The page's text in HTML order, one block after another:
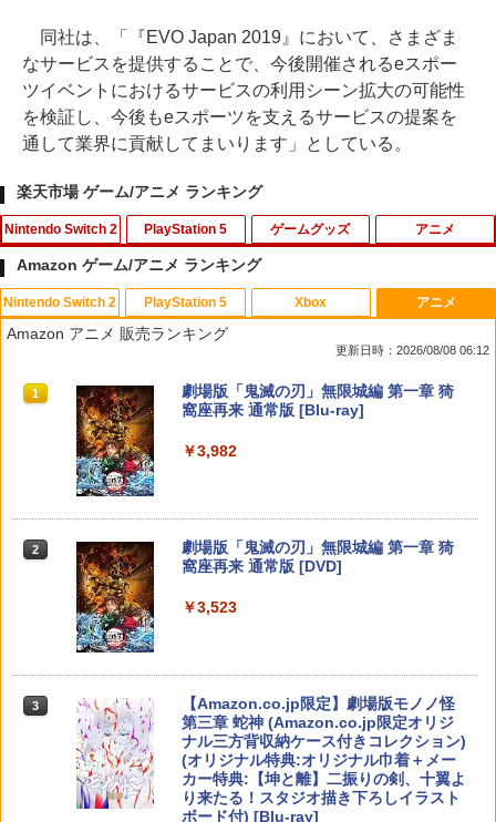
同社は、「『EVO Japan 2019』において、さまざま
なサービスを提供することで、今後開催されるeスポー
ツイベントにおけるサービスの利用シーン拡大の可能性
を検証し、今後もeスポーツを支えるサービスの提案を
通して業界に貢献してまいります」としている。
楽天市場 ゲーム/アニメ ランキング
Nintendo Switch 2
1
【マラソン期間ポイント2倍＆クーポン
あり】【スイッチ2対応ケースあり】 Ni
ntendo Switch 2 Switch2 ケース 有機E
チ ライト 任天堂 ニンテンドー 保護 カバ
ー 入れ物 コンパクト 収納
￥2,980
￥3,975
o Switch 2 Edition
￥4,939
PlayStation 5
1
【中古】Lost Soul Asideソフト:プレイ
ステーション5ソフト／アクション・ゲ
￥850
￥4,890
ゲーム
￥5,700
首都高バトル / Tokyo Xtreme Racer
ゲームグッズ
1
【中古】サムライスピリッツ斬紅郎無双
剣 ベスト
リコリス・リコイル ぶくぶ おおきめ
￥880
リコリス・リコイル ぶくぶ おおきめ
￥880
リコリス・リコイル ぶくぶ おおきめ
アクリルキーホルダー 05.錦木千束（夏
服ver.）
アニメ
1
【中古】Blu-ray▼リトル・マーメイド
ブルーレイディスク レンタル落ち
￥3,723
吾峠呼世晴 ]
￥8,690
劇場版「鬼滅の刃」無限城編 第一章 猗
窩座再来(通常版)【Blu-ray】 [ 吾峠呼世
Amazon ゲーム/アニメ ランキング
Nintendo Switch 2
1
スプラトゥーン レイダース|オンライン
コード版
￥5,832
2 スプラトゥーン レイダース -Switch2
3 Nintendo Switch 2(日本語・国内専用)
￥55,871
PlayStation 5
1
PlayStation 5 デジタル・エディション
日本語専用 Console Language: Japan
2
Beast of Reincarnation -PS5 【特典】
プロダクトコード 封入
￥7,286
3
【純正品】ディスクドライブ(CFI-ZDD1
J) PlayStation 5
￥11,980
Xbox
1
【純正品】Xbox ワイヤレス コントロー
ラー + USB-C® ケーブル
￥8,300
ラー (ロボット ホワイト)
3
【純正品】Xbox ワイヤレス コントロー
￥8,020
【純正品】Xbox 充電式バッテリー + US
アニメ
Amazon アニメ 販売ランキング
更新日時：2026/08/08 06:12
1
劇場版「鬼滅の刃」無限城編 第一章 猗
窩座再来 通常版 [Blu-ray]
￥3,982
2
劇場版「鬼滅の刃」無限城編 第一章 猗
窩座再来 通常版 [DVD]
￥3,523
3
【Amazon.co.jp限定】劇場版モノノ怪
第三章 蛇神 (Amazon.co.jp限定オリジ
ナル三方背収納ケース付きコレクション)
(オリジナル特典:オリジナル巾着＋メー
カー特典:【坤と離】二振りの剣、十翼よ
り来たる！スタジオ描き下ろしイラスト
ボード付) [Blu-ray]